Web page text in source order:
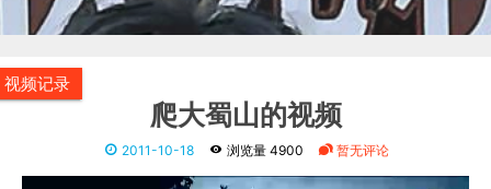
视频记录
爬大蜀山的视频
2011-10-18 浏览量 4900 暂无评论